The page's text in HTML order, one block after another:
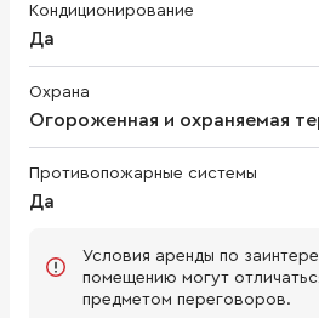
Кондиционирование
Да
Охрана
Огороженная и охраняемая
Противопожарные системы
Да
Условия аренды по
помещению могут
предметом переговоров.